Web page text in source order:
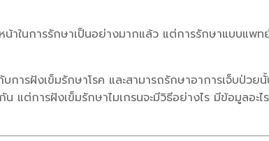
าในการรักษาเป็นอย่างมากแล้ว แต่การรักษาแบบแ
ารฝังเข็มรักษาโรค และสามารถรักษาอาการเจ็บป่ว
แต่การฝังเข็มรักษาไมเกรนจะมีวิธีอย่างไร มีข้อมูลอะ